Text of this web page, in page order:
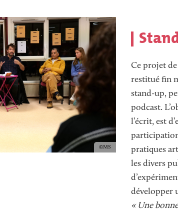
Copyright
MS
Ce projet
restitué fin
stand-up,
podcast.
l’écrit, est
pratiques
les divers
développer
« Une